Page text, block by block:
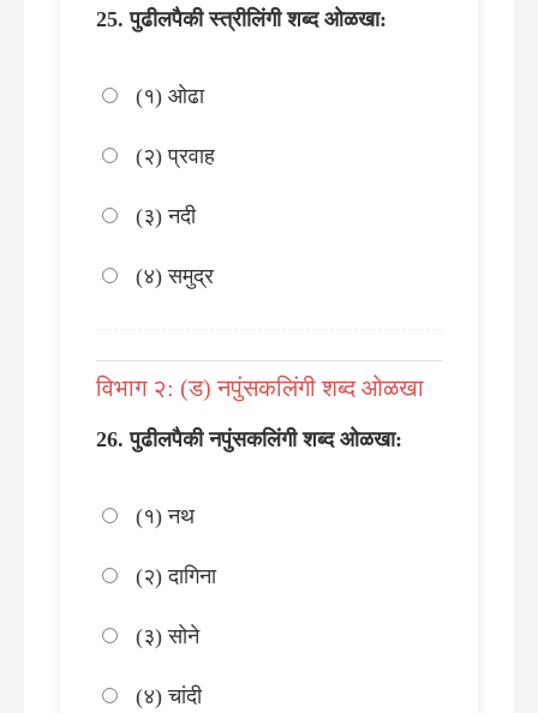
पुढीलपैकी स्त्रीलिंगी शब्द ओळखा:
(१) ओढा
(२) प्रवाह
(३) नदी
(४) समुद्र
विभाग २: (ड) नपुंसकलिंगी शब्द ओळखा
पुढीलपैकी नपुंसकलिंगी शब्द ओळखा:
(१) नथ
(२) दागिना
(३) सोने
(४) चांदी